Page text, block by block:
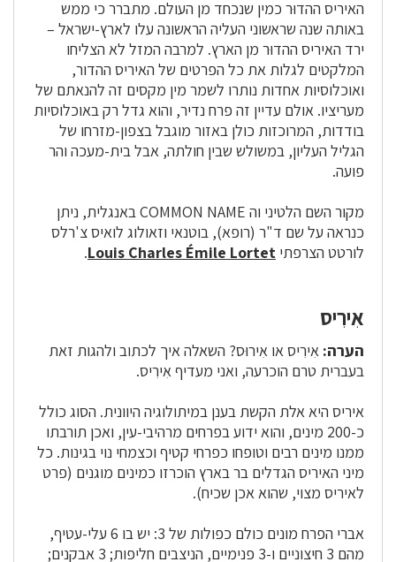
האיריס ההדוּר כמין שנכחד מן העולם. מתברר כי ממש
באותה שנה שראשוני העליה הראשונה עלו לארץ-ישראל –
ירד האיריס ההדוּר מן הארץ. למרבה המזל לא הצליחו
המלקטים לגלות את כל הפרטים של האיריס ההדור,
ואוכלוסיות אחדות נותרו לשמר מין מקסים זה להנאתם של
מעריציו. אולם עדיין זה פרח נדיר, והוא גדל רק באוכלוסיות
בודדות, המרוכזות כולן באזור מוגבל בצפון-מזרחו של
הגליל העליון, במשולש שבין חולתה, אבל בית-מעכה והר
פועה.
מקור השם הלטיני וה COMMON NAME באנגלית, ניתן
כנראה על שם ד"ר (רופא), בוטנאי וזאולוג לואיס צ'רלס
לורטט הצרפתי Louis Charles Émile Lortet
.
אִירִיס
הערה: אִירִיס או אִירוּס? השאלה איך לכתוב ולהגות זאת
בעברית טרם הוכרעה, ואני מעדיף אִירִיס.
איריס היא אלת הקשת בענן במיתולוגיה היוונית. הסוג כולל
כ-200 מינים, והוא ידוע בפרחים מרהיבי-עין, ואכן תורבתו
ממנו מינים רבים וטופחו כפרחי קטיף וכצמחי נוי בגינות. כל
מיני האיריס הגדלים בר בארץ הוכרזו כמינים מוגנים (פרט
לאיריס מצוי, שהוא אכן שכיח).
אברי הפרח מונים כולם כפולות של 3: יש בו 6 עלי-עטיף,
מהם 3 חיצוניים ו-3 פנימיים, הניצבים חליפות; 3 אבקנים;